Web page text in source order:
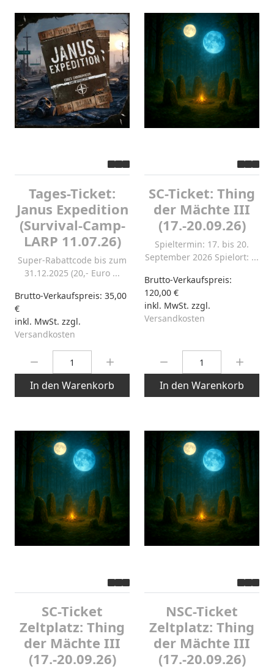
Tages-Ticket:
Janus Expedition
(Survival-Camp-
LARP 11.07.26)
Super-Rabattcode bis zum
31.12.2025 (20,- Euro ...
Brutto-Verkaufspreis: 35,00
€
inkl. MwSt. zzgl.
Versandkosten
In den Warenkorb
SC-Ticket: Thing
der Mächte III
(17.-20.09.26)
Spieltermin: 17. bis 20.
September 2026 Spielort: ...
Brutto-Verkaufspreis:
120,00 €
inkl. MwSt. zzgl.
Versandkosten
In den Warenkorb
SC-Ticket
Zeltplatz: Thing
der Mächte III
(17.-20.09.26)
NSC-Ticket
Zeltplatz: Thing
der Mächte III
(17.-20.09.26)